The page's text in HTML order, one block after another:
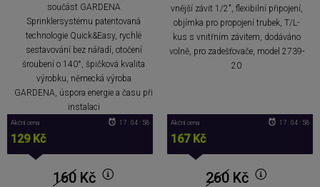
součást GARDENA
Sprinklersystému patentovaná
technologie Quick&Easy, rychlé
sestavování bez nářadí, otočení
šroubení o 140°, špičková kvalita
výrobku, německá výroba
GARDENA, úspora energie a času při
instalaci
Akční cena
129 Kč
17 : 04 : 57
160 Kč
vnější závit 1/2", flexibilní připojení,
objímka pro propojení trubek, T/L-
kus s vnitřním závitem, dodáváno
volně, pro zadešťovače, model 2739-
20
Akční cena
167 Kč
17 : 04 : 57
260 Kč